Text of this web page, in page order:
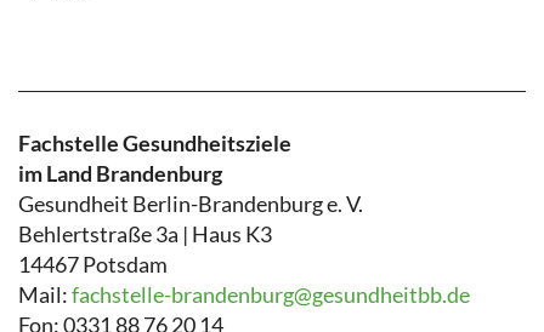
Fachstelle Gesundheitsziele
im Land Brandenburg
Gesundheit Berlin-Brandenburg e. V.
Behlertstraße 3a | Haus K3
14467 Potsdam
Mail:fachstelle-brandenburg@gesundheitbb.de
Fon: 0331 88 76 20 14